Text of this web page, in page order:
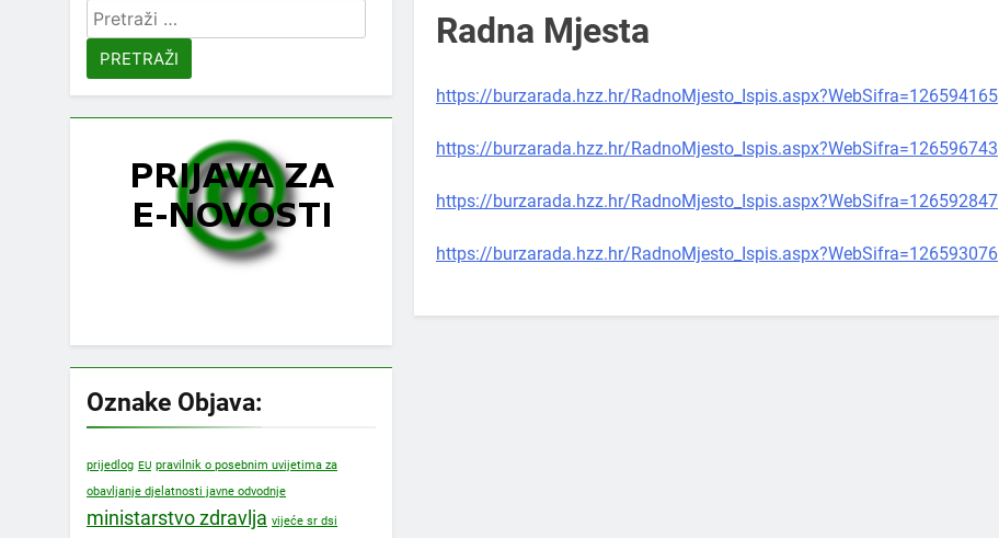
Pretraži:
Oznake Objava:
prijedlog EU pravilnik o posebnim uvijetima za
obavljanje djelatnosti javne odvodnje
ministarstvo zdravlja vijeće sr dsi
Radna Mjesta
https://burzarada.hzz.hr/RadnoMjesto_Ispis.aspx?WebSifra=126594165
https://burzarada.hzz.hr/RadnoMjesto_Ispis.aspx?WebSifra=126596743
https://burzarada.hzz.hr/RadnoMjesto_Ispis.aspx?WebSifra=126592847
https://burzarada.hzz.hr/RadnoMjesto_Ispis.aspx?WebSifra=126593076